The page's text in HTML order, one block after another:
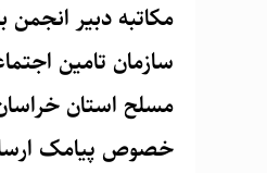
مکاتبه دبیر انجمن
سازمان تامین
مسلح استان
خصوص پیامک